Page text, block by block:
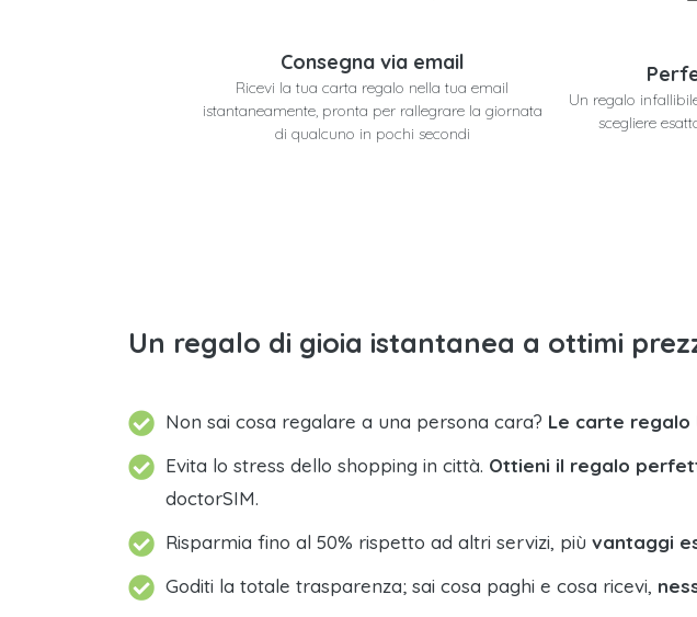
Consegna via email
Ricevi la tua carta regalo nella tua email
istantaneamente, pronta per rallegrare la giornata
di qualcuno in pochi secondi
Un regalo
scegliere
Un regalo di gioia istantanea a ottimi
Non sai cosa regalare a una persona cara? Le carte regalo
Evita lo stress dello shopping in città. Ottieni il regalo
doctorSIM.
Risparmia fino al 50% rispetto ad altri servizi, più vantaggi
Goditi la totale trasparenza; sai cosa paghi e cosa ricevi,